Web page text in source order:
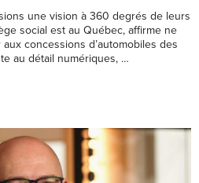
une vision à 360 degrés de leurs
social est au Québec, affirme ne
concessions d’automobiles des
au détail numériques, …